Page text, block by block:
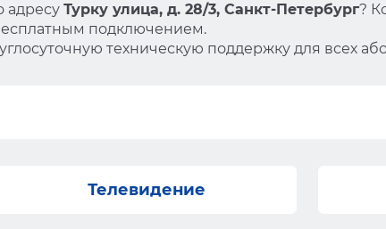
адресу Турку улица, д. 28/3, Санкт-Петербург?
подключением.
техническую поддержку для всех
Телевидение